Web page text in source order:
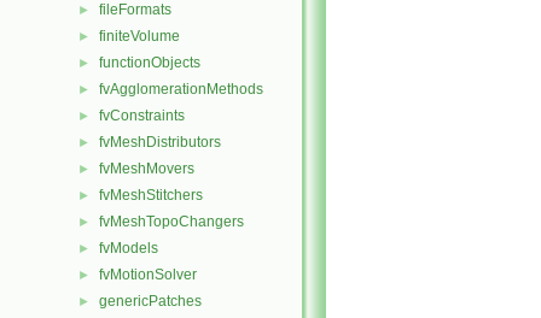
► fileFormats
► finiteVolume
► functionObjects
► fvAgglomerationMethods
► fvConstraints
► fvMeshDistributors
► fvMeshMovers
► fvMeshStitchers
► fvMeshTopoChangers
► fvModels
► fvMotionSolver
► genericPatches